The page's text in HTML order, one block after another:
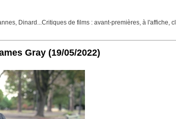
Dinard...Critiques de films : avant-premières, à l'affiche,
Gray (19/05/2022)